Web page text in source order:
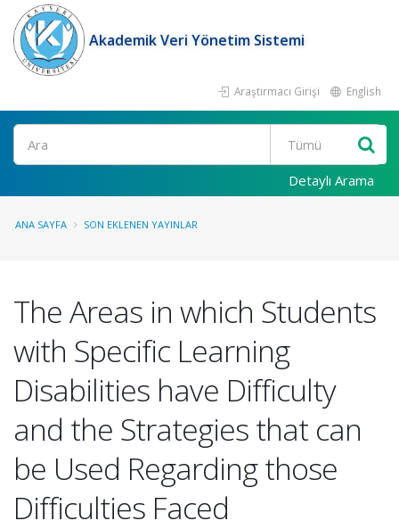
Akademik Veri Yönetim Sistemi
Araştırmacı Girişi English
Ara
Detaylı Arama
ANA SAYFA SON EKLENEN YAYINLAR
The Areas in which Students
with Specific Learning
Disabilities have Difficulty
and the Strategies that can
be Used Regarding those
Difficulties Faced